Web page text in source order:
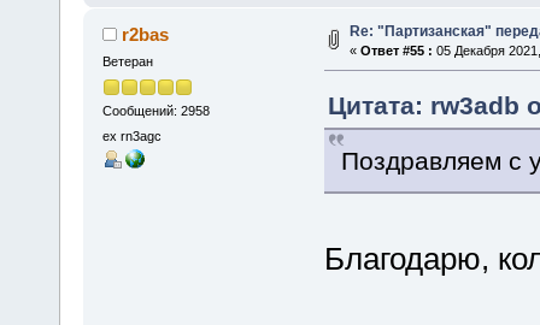
r2bas
Ветеран
Сообщений: 2958
ex rn3agc
Re: "Партизанская"
« Ответ #55 : 05 Декабря
Цитата: rw3adb
Поздравляем с
Благодарю,